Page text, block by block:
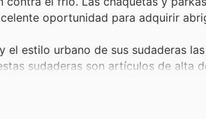
oportunidad para adquirir
el estilo urbano de sus sudaderas
sudaderas son artículos de alta
la montaña, los pantalones y